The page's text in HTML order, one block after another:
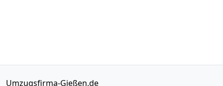
Umzugsfirma-Gießen.de